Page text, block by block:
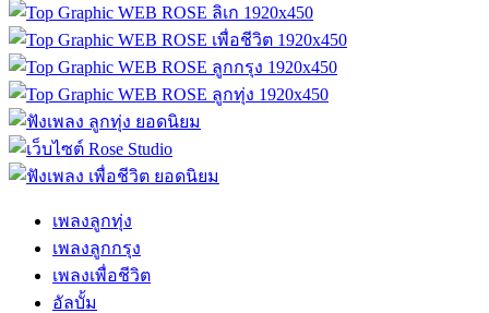
เพลงลูกทุ่ง
เพลงลูกกรุง
เพลงเพื่อชีวิต
อัลบั้ม